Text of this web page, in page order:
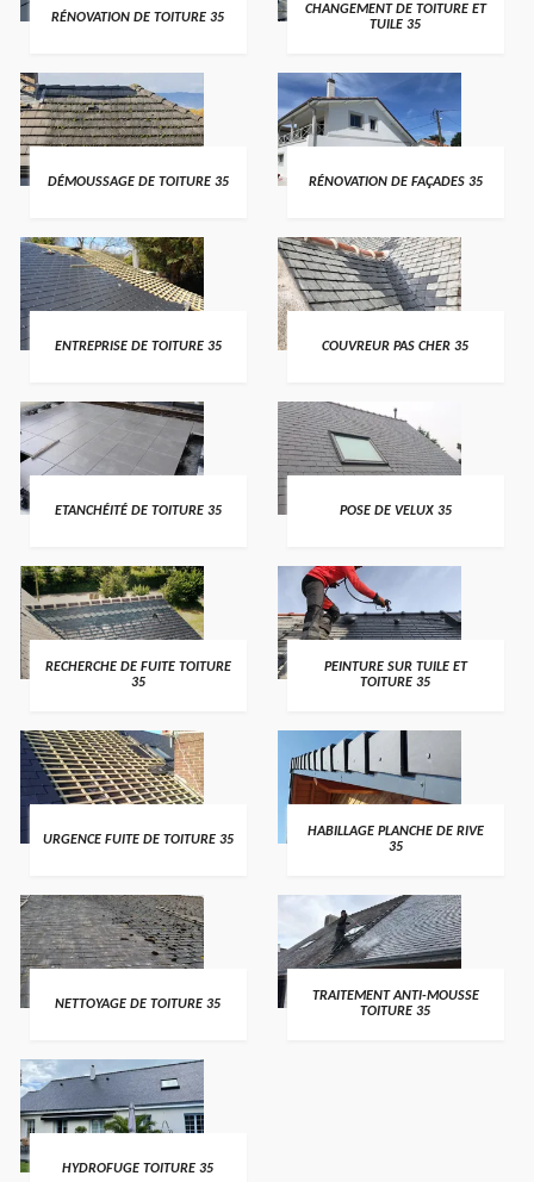
RÉNOVATION DE TOITURE 35
CHANGEMENT DE TOITURE ET
TUILE 35
DÉMOUSSAGE DE TOITURE 35 RÉNOVATION DE FAÇADES 35
ENTREPRISE DE TOITURE 35 COUVREUR PAS CHER 35
ETANCHÉITÉ DE TOITURE 35 POSE DE VELUX 35
RECHERCHE DE FUITE TOITURE
35
PEINTURE SUR TUILE ET
TOITURE 35
URGENCE FUITE DE TOITURE 35
HABILLAGE PLANCHE DE RIVE
35
NETTOYAGE DE TOITURE 35
TRAITEMENT ANTI-MOUSSE
TOITURE 35
HYDROFUGE TOITURE 35